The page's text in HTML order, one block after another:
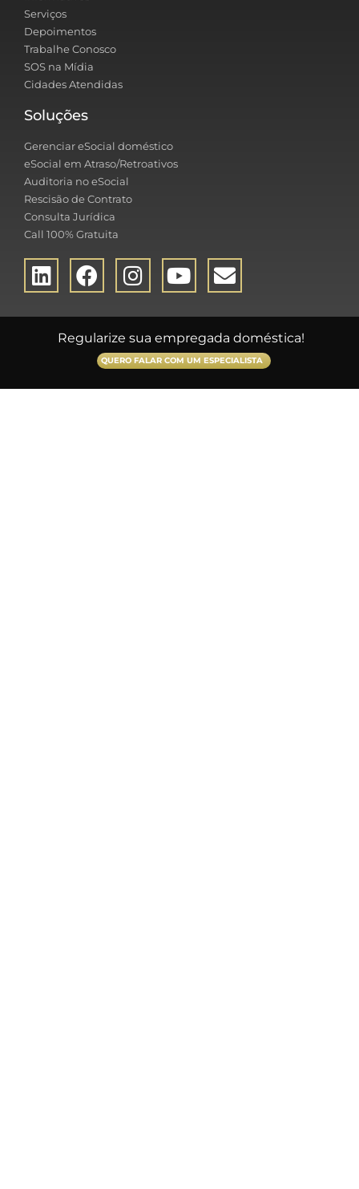
Serviços
Depoimentos
Trabalhe Conosco
SOS na Mídia
Cidades Atendidas
Soluções
Gerenciar eSocial doméstico
eSocial em Atraso/Retroativos
Auditoria no eSocial
Rescisão de Contrato
Consulta Jurídica
Call 100% Gratuita
Regularize sua empregada doméstica!
QUERO FALAR COM UM ESPECIALISTA